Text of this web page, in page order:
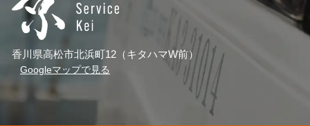
香川県高松市北浜町12（キタハマW前）
Googleマップで見る